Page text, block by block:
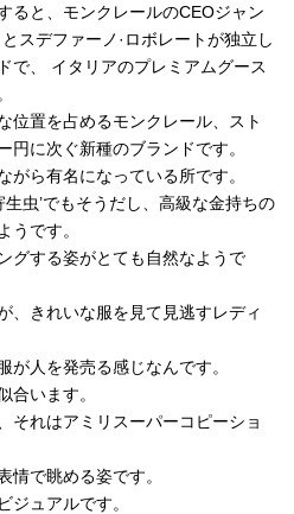
ると、モンクレールのCEOジャン
スデファーノ·ロボレートが独立し
で、 イタリアのプレミアムグース
位置を占めるモンクレール、スト
円に次ぐ新種のブランドです。
がら有名になっている所です。
虫’でもそうだし、高級な金持ちの
うです。
グする姿がとても自然なようで
、きれいな服を見て見逃すレディ
が人を発売る感じなんです。
合います。
それはアミリスーパーコピーショ
情で眺める姿です。
ジュアルです。